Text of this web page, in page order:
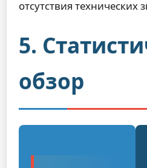
отсутствия технических
5.
обзор